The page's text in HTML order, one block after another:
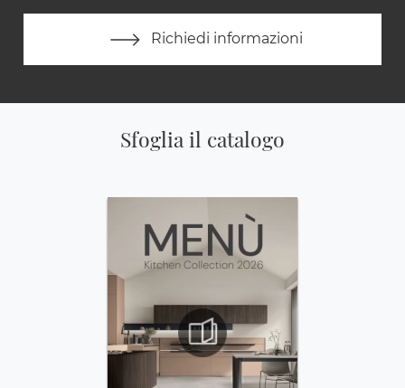
Richiedi informazioni
Sfoglia il catalogo